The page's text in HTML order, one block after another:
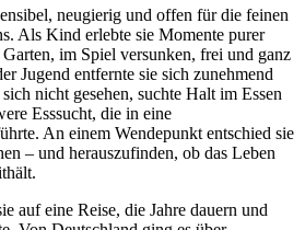
neugierig und offen für die feinen
Als Kind erlebte sie Momente purer
im Spiel versunken, frei und ganz
Jugend entfernte sie sich zunehmend
nicht gesehen, suchte Halt im Essen
Esssucht, die in eine
An einem Wendepunkt entschied sie
– und herauszufinden, ob das Leben
auf eine Reise, die Jahre dauern und